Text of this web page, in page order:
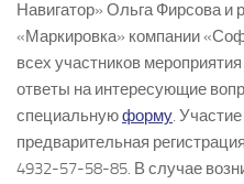
Навигатор» Ольга Фирсова и
«Маркировка» компании
всех участников
ответы на интересующие
специальнуюформу.
предварительная
4932-57-58-85. В случае